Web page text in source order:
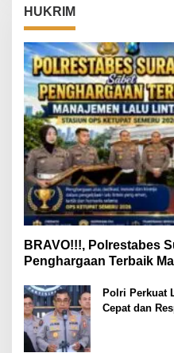
HUKRIM
BRAVO!!!, Polrestabes
Penghargaan Terbaik
Polri Perkuat
Cepat dan